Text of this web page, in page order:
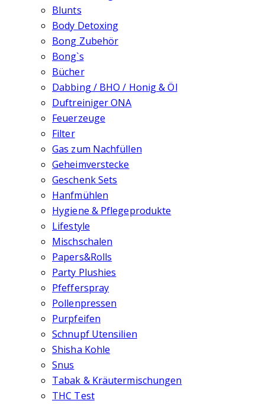
Blunts
Body Detoxing
Bong Zubehör
Bong`s
Bücher
Dabbing / BHO / Honig & Öl
Duftreiniger ONA
Feuerzeuge
Filter
Gas zum Nachfüllen
Geheimverstecke
Geschenk Sets
Hanfmühlen
Hygiene & Pflegeprodukte
Lifestyle
Mischschalen
Papers&Rolls
Party Plushies
Pfefferspray
Pollenpressen
Purpfeifen
Schnupf Utensilien
Shisha Kohle
Snus
Tabak & Kräutermischungen
THC Test